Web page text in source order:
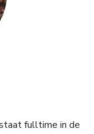
fulltime in de